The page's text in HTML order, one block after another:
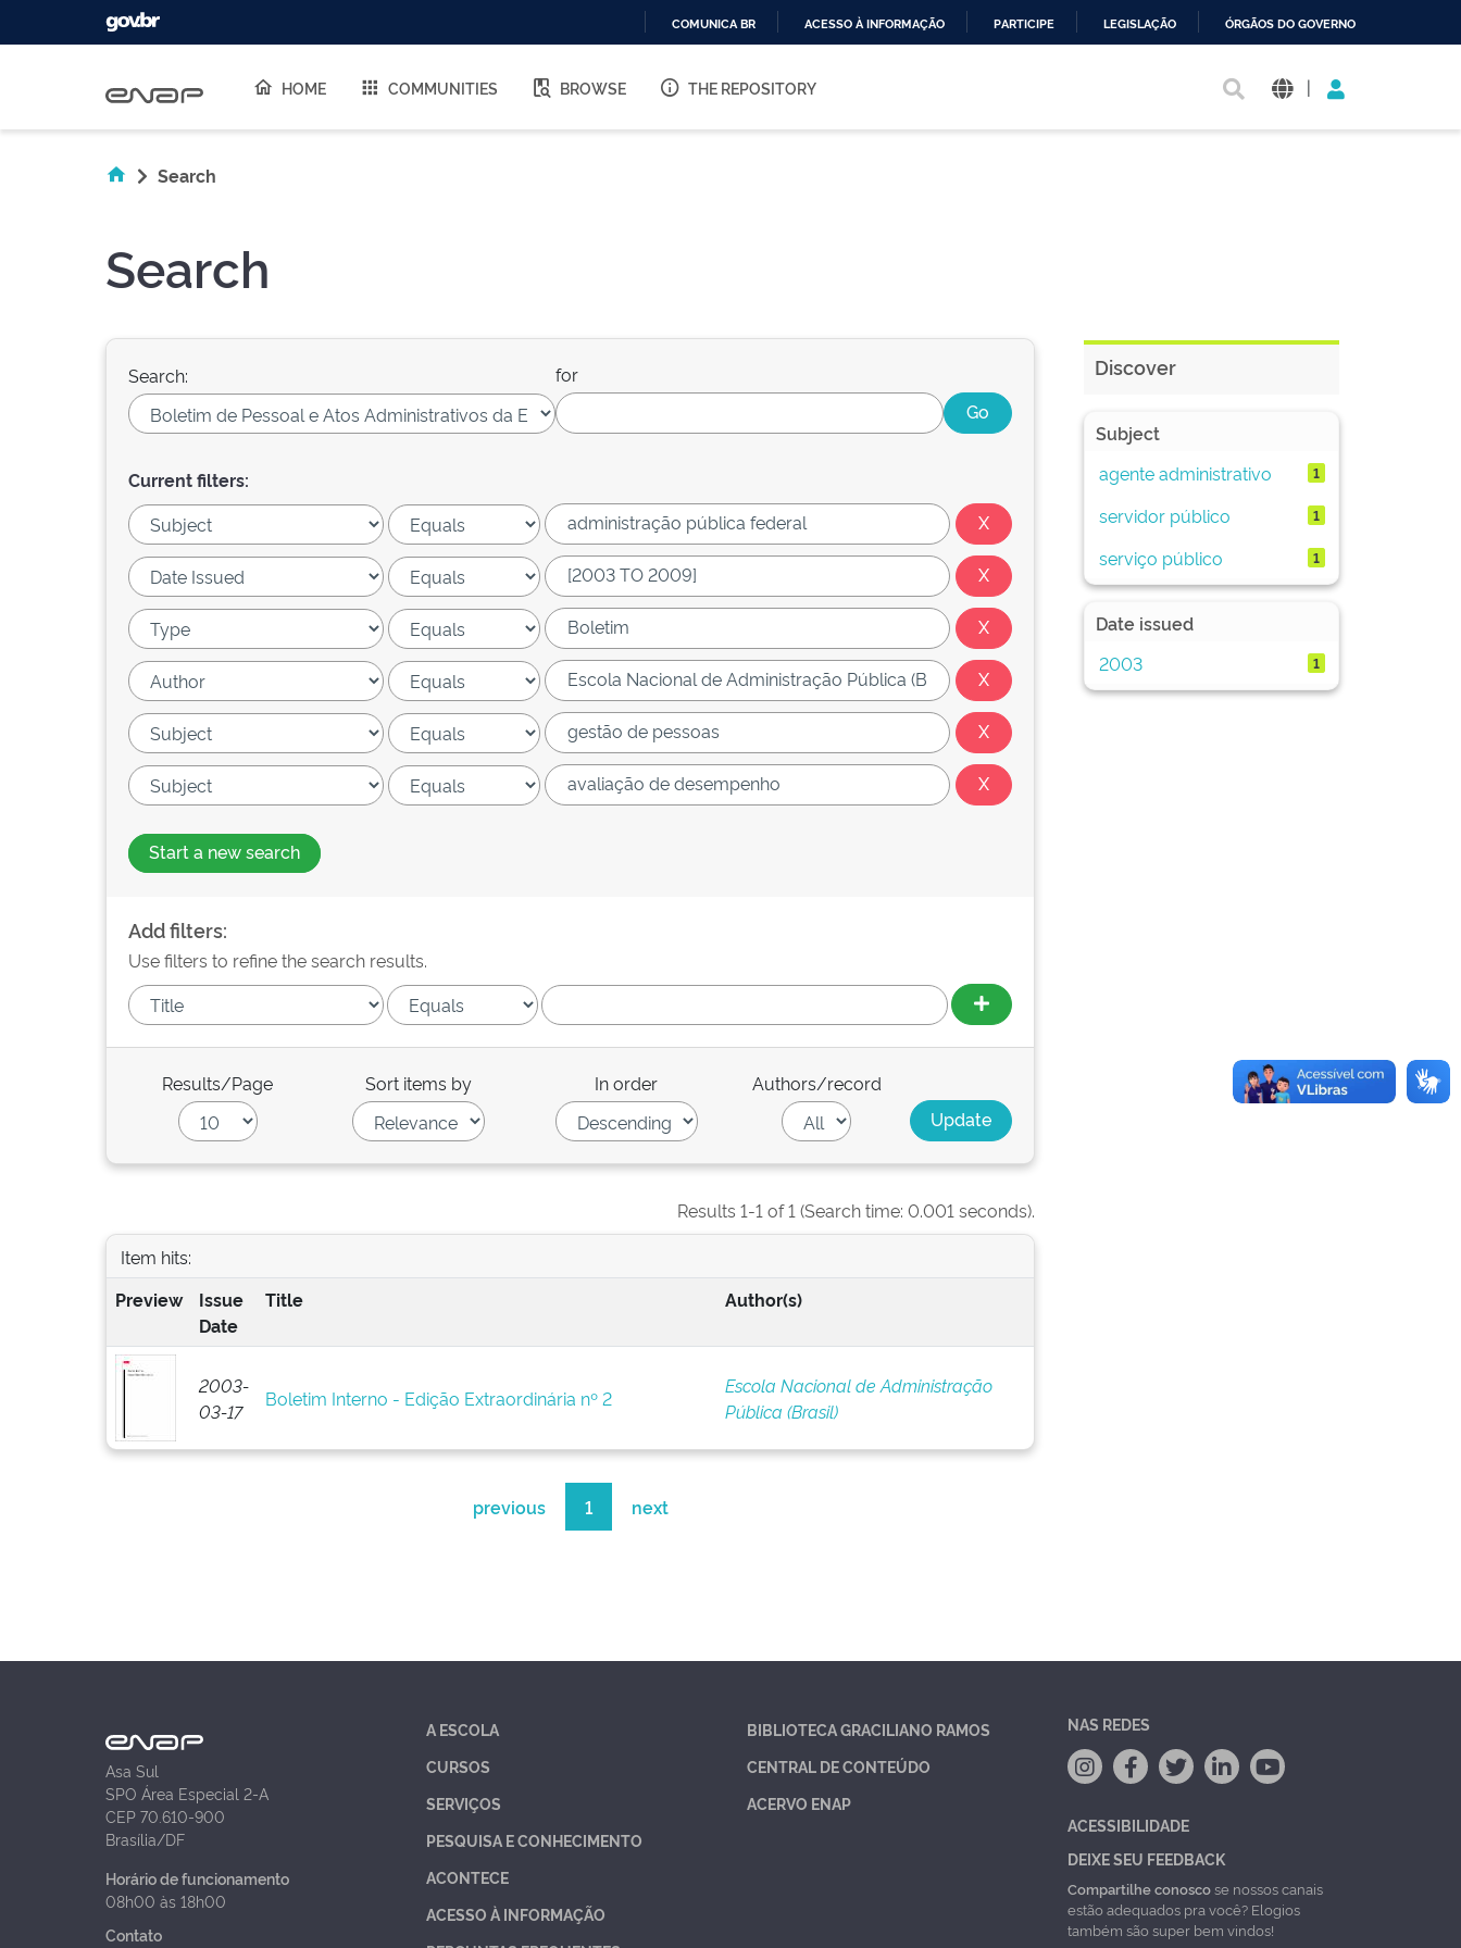
O
COMUNICA BR ACESSO À INFORMAÇÃO PARTICIPE LEGISLAÇÃO ÓRGÃOS DO GOVERNO
HOME COMMUNITIES BROWSE THE REPOSITORY |
Search
Search
Search: for
Current filters:
Start a new search
Add filters:
Use filters to refine the search results.
Results/Page Sort items by In order Authors/record
Results 1-1 of 1 (Search time: 0.001 seconds).
Item hits:
Preview
Issue
Date
Title Author(s)
2003-
03-17
Boletim Interno - Edição Extraordinária nº 2
Escola Nacional de Administração
Pública (Brasil)
previous 1 next
Discover
Subject
agente administrativo
1
servidor público 1
serviço público 1
Date issued
2003
1
Asa Sul
SPO Área Especial 2-A
CEP 70.610-900
Brasília/DF
Horário de funcionamento
08h00 às 18h00
Contato
A ESCOLA
CURSOS
SERVIÇOS
PESQUISA E CONHECIMENTO
ACONTECE
ACESSO À INFORMAÇÃO
BIBLIOTECA GRACILIANO RAMOS
CENTRAL DE CONTEÚDO
ACERVO ENAP
NAS REDES
ACESSIBILIDADE
DEIXE SEU FEEDBACK
Compartilhe conoscose nossos canais
estão adequados pra você? Elogios
também são super bem vindos!